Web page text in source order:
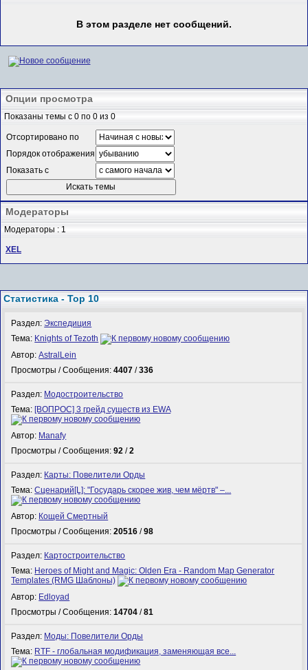
В этом разделе нет сообщений.
Опции просмотра
Показаны темы с 0 по 0 из 0
Отсортировано по
Порядок отображения
Показать с
Модераторы
Модераторы : 1
XEL
Статистика - Top 10
Раздел:Экспедиция
Тема: Knights of Tezoth
Автор:AstralLein
Просмотры / Сообщения:4407 /336
Раздел: Модостроительство
Тема: [ВОПРОС] 3 грейд существ из EWA
Автор: Manafy
Просмотры / Сообщения:92 /2
Раздел: Карты: Повелители Орды
Тема:Сценарий[L]: "Государь скорее жив, чем мёртв" –...
Автор: Кощей Смертный
Просмотры / Сообщения:20516 /98
Раздел: Картостроительство
Тема: Heroes of Might and Magic: Olden Era - Random Map Generator
Templates (RMG Шаблоны)
Автор: Edloyad
Просмотры / Сообщения:14704 /81
Раздел: Моды: Повелители Орды
Тема: RTF - глобальная модификация, заменяющая все...